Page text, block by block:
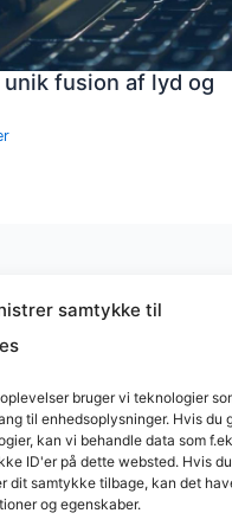
samtykke til
bruger vi teknologier
til enhedsoplysninger. Hvis du
kan vi behandle data som
ID'er på dette websted. Hvis
samtykke tilbage, kan det
og egenskaber.
unik fusion af lyd og
på
© 2026 BasimWorld
afWebbureau.dk
medWordPress